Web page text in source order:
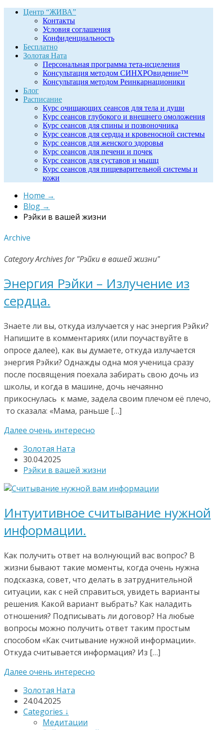
Центр “ЖИВА”
Контакты
Условия соглашения
Конфиденциальность
Бесплатно
Золотая Ната
Персональная программа тета-исцеления
Консультация методом СИНХРОвидение™
Консультация методом Реинкарнационики
Блог
Расписание
Курс очищающих сеансов для тела и души
Курс сеансов глубокого и внешнего омоложения
Курс сеансов для спины и позвоночника
Курс сеансов для сердца и кровеносной системы
Курс сеансов для женского здоровья
Курс сеансов для печени и почек
Курс сеансов для суставов и мышц
Курс сеансов для пищеварительной системы и
кожи
Home →
Blog →
Рэйки в вашей жизни
Archive
Category Archives for "Рэйки в вашей жизни"
Энергия Рэйки – Излучение из
сердца.
Знаете ли вы, откуда излучается у нас энергия Рэйки?
Напишите в комментариях (или поучаствуйте в
опросе далее), как вы думаете, откуда излучается
энергия Рэйки? Однажды одна моя ученица сразу
после посвящения поехала забирать свою дочь из
школы, и когда в машине, дочь нечаянно
прикоснулась к маме, задела своим плечом её плечо,
то сказала: «Мама, раньше […]
Далее очень интересно
Золотая Ната
30.04.2025
Рэйки в вашей жизни
Интуитивное считывание нужной
информации.
Как получить ответ на волнующий вас вопрос? В
жизни бывают такие моменты, когда очень нужна
подсказка, совет, что делать в затруднительной
ситуации, как с ней справиться, увидеть варианты
решения. Какой вариант выбрать? Как наладить
отношения? Подписывать ли договор? На любые
вопросы можно получить ответ таким простым
способом «Как считывание нужной информации».
Откуда считывается информация? Из […]
Далее очень интересно
Золотая Ната
24.04.2025
Categories ↓
Медитации